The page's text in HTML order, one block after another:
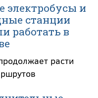
электробусы и
станции
работать в
расти